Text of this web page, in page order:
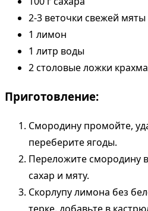
2-3 веточки свежей мяты
1 лимон
1 литр воды
2 столовые ложки
Приготовление:
Смородину промойте,
переберите ягоды.
Переложите смородину
сахар и мяту.
Скорлупу лимона без